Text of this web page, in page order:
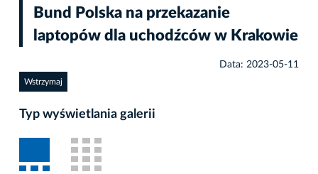
Bund Polska na przekazanie
laptopów dla uchodźców w Krakowie
Data: 2023-05-11
Wstrzymaj
Typ wyświetlania galerii